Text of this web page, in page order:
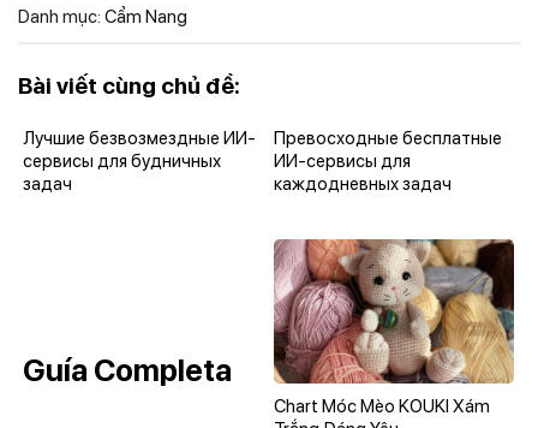
Danh mục: Cẩm Nang
Bài viết cùng chủ đề:
Лучшие безвозмездные ИИ-
сервисы для будничных
задач
Превосходные бесплатные
ИИ-сервисы для
каждодневных задач
Guía Completa
Chart Móc Mèo KOUKI Xám